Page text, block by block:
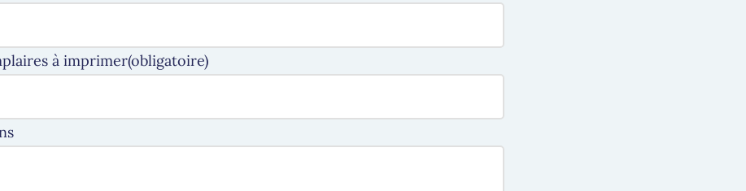
à imprimer(obligatoire)